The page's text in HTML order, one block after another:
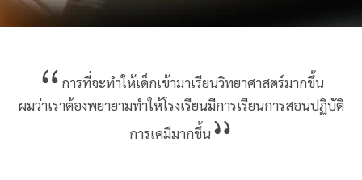
การที่จะทำให้เด็กเข้ามาเรียนวิทยาศาสตร์มากขึ้น
ผมว่าเราต้องพยายามทำให้โรงเรียนมีการเรียนการสอนปฏิบัติ
การเคมีมากขึ้น